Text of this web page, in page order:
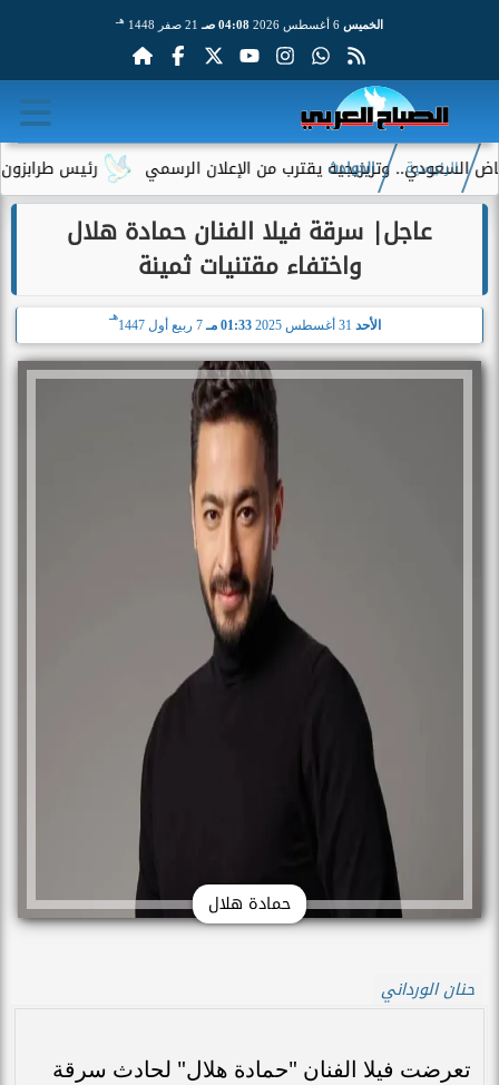
الخميس 04:08 صـ 21 صفر 1448 هـ
رئيس طرابزون وتريزيجيه يقترب من الإعلان الرسمي
الرئيسية الحوادث
عاجل| سرقة فيلا الفنان حمادة هلال
واختفاء مقتنيات ثمينة
الأحد 01:33 مـ 7 ربيع أول 1447
هـ
حمادة هلال
حنان الورداني
تعرضت فيلا الفنان "حمادة هلال" لحادث سرقة